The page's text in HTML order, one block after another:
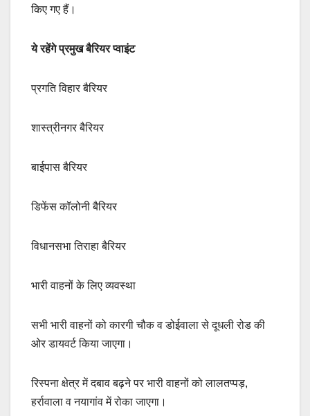
किए गए हैं।
ये रहेंगे प्रमुख बैरियर प्वाइंट
प्रगति विहार बैरियर
शास्त्रीनगर बैरियर
बाईपास बैरियर
डिफेंस कॉलोनी बैरियर
विधानसभा तिराहा बैरियर
भारी वाहनों के लिए व्यवस्था
सभी भारी वाहनों को कारगी चौक व डोईवाला से दूधली रोड की
ओर डायवर्ट किया जाएगा।
रिस्पना क्षेत्र में दबाव बढ़ने पर भारी वाहनों को लालतप्पड़,
हर्रावाला व नयागांव में रोका जाएगा।